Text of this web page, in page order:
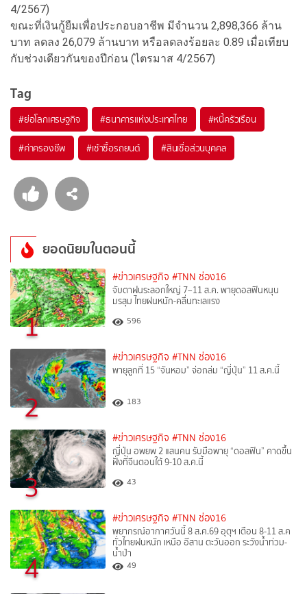
4/2567)
ขณะที่เงินกู้ยืมเพื่อประกอบอาชีพ มีจำนวน 2,898,366 ล้าน
บาท ลดลง 26,079 ล้านบาท หรือลดลงร้อยละ 0.89 เมื่อเทียบ
กับช่วงเดียวกันของปีก่อน (ไตรมาส 4/2567)
Tag
#ย่อโลกเศรษฐกิจ #ธนาคารแห่งประเทศไทย #หนี้ครัวเรือน
#ค่าครองชีพ #เช้าซื้อรถยนต์ #สินเชื่อส่วนบุคคล
ยอดนิยมในตอนนี้
1
#ข่าวเศรษฐกิจ #TNN ช่อง16
จับตาฝนระลอกใหญ่ 7–11 ส.ค. พายุดอลฟินหนุน
มรสุม ไทยฝนหนัก-คลื่นทะเลแรง
596
2
#ข่าวเศรษฐกิจ #TNN ช่อง16
พายุลูกที่ 15 “จันหอม” จ่อถล่ม “ญี่ปุ่น” 11 ส.ค.นี้
183
3
#ข่าวเศรษฐกิจ #TNN ช่อง16
ญี่ปุ่น อพยพ 2 แสนคน รับมือพายุ “ดอลฟิน” คาดขึ้น
ฝั่งที่จีนตอนใต้ 9-10 ส.ค.นี้
43
4
#ข่าวเศรษฐกิจ #TNN ช่อง16
พยากรณ์อากาศวันนี้ 8 ส.ค.69 อุตุฯ เตือน 8-11 ส.ค
ทั่วไทยฝนหนัก เหนือ อีสาน ตะวันออก ระวังน้ำท่วม-
น้ำป่า
49